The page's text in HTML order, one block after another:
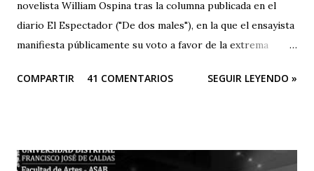
novelista William Ospina tras la columna publicada en el
diario El Espectador ("De dos males"), en la que el ensayista
manifiesta públicamente su voto a favor de la extrema
de Colombia. Aquí la columna de Ospina . Revista Corónica
está claro y nada de esto se afectará. Pero, la publicidad de
COMPARTIR 41 COMENTARIOS SEGUIR LEYENDO »